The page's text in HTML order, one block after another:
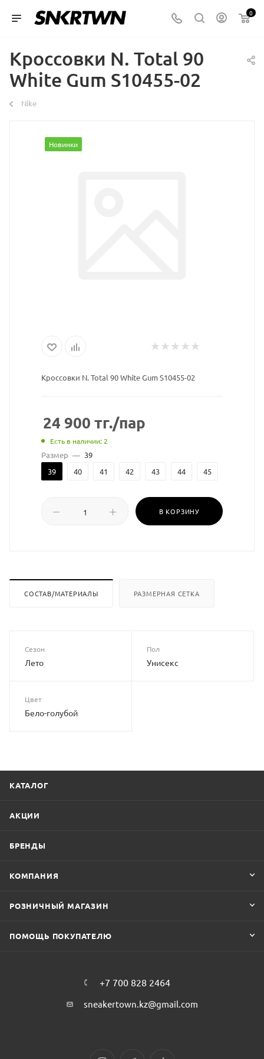
0
Кроссовки N. Total 90
White Gum S10455-02
Nike
Новинки
Кроссовки N. Total 90 White Gum S10455-02
24 900 тг./пар
Есть в наличии: 2
Размер — 39
39
40 41 42 43 44 45
В КОРЗИНУ
СОСТАВ/МАТЕРИАЛЫ РАЗМЕРНАЯ СЕТКА
Сезон
Лето
Пол
Унисекс
Цвет
Бело-голубой
КАТАЛОГ
АКЦИИ
БРЕНДЫ
КОМПАНИЯ
РОЗНИЧНЫЙ МАГАЗИН
ПОМОЩЬ ПОКУПАТЕЛЮ
+7 700 828 2464
sneakertown.kz@gmail.com